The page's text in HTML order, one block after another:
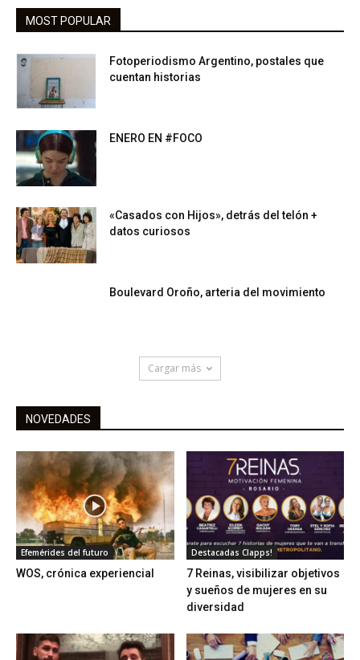
MOST POPULAR
Fotoperiodismo Argentino, postales que
cuentan historias
ENERO EN #FOCO
«Casados con Hijos», detrás del telón +
datos curiosos
Boulevard Oroño, arteria del movimiento
Cargar más
NOVEDADES
Efemérides del futuro
WOS, crónica experiencial
Destacadas Clapps!
7 Reinas, visibilizar objetivos
y sueños de mujeres en su
diversidad